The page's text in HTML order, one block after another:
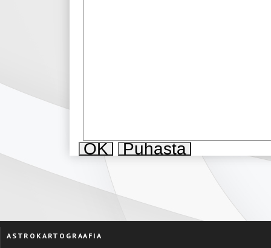
ASTROKARTOGRAAFIA